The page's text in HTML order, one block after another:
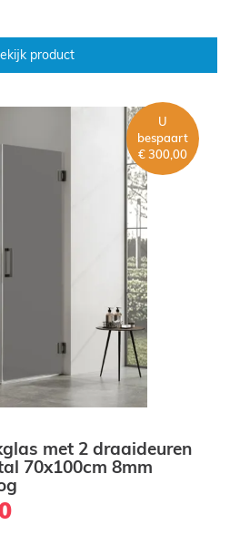
product
met 2 draaideuren
70x100cm 8mm
U
bespaart
€ 300,00